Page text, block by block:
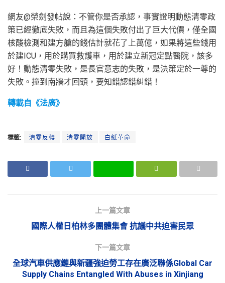
網友@榮劍發帖說：不管你是否承認，事實證明動態清零政
策已經徹底失敗，而且為這個失敗付出了巨大代價，僅全國
核酸檢測和建方艙的錢估計就花了上萬億，如果將這些錢用
於建ICU，用於購買救護車，用於建立新冠定點醫院，該多
好！動態清零失敗，是長官意志的失敗，是決策定於一尊的
失敗。撞到南牆才回頭，要知錯認錯糾錯！
轉載自《法廣》
標籤: 清零反轉 清零開放 白紙革命
上一篇文章
國際人權日柏林多團體集會 抗議中共迫害民眾
下一篇文章
全球汽車供應鏈與新疆強迫勞工存在廣泛聯係Global Car
Supply Chains Entangled With Abuses in Xinjiang